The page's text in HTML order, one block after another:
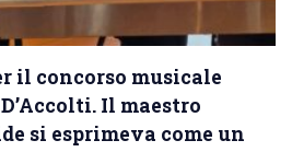
il concorso musicale
Il maestro
si esprimeva come un